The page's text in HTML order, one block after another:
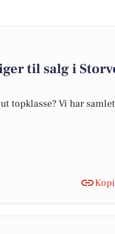
til salg i
topklasse? Vi har